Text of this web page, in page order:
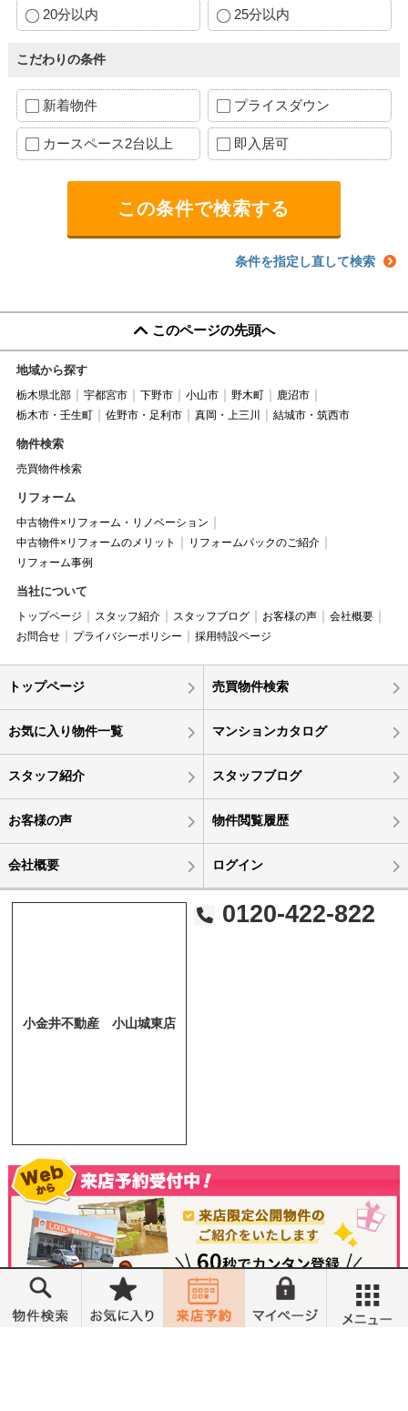
20分以内 25分以内
こだわりの条件
新着物件 プライスダウン
カースペース2台以上 即入居可
条件を指定し直して検索
このページの先頭へ
地域から探す
栃木県北部 宇都宮市 下野市 小山市 野木町
鹿沼市
栃木市・壬生町
佐野市・足利市 真岡・上三川 結城市・筑西市
物件検索
売買物件検索
リフォーム
中古物件×リフォーム・リノベーション
中古物件×リフォームのメリット
リフォームパックのご紹介
リフォーム事例
当社について
トップページ スタッフ紹介 スタッフブログ お客様の声
会社概要
お問合せ
プライバシーポリシー 採用特設ページ
トップページ 売買物件検索
お気に入り物件一覧 マンションカタログ
スタッフ紹介 スタッフブログ
お客様の声 物件閲覧履歴
会社概要 ログイン
小金井不動産 小山城東店
0120-422-822